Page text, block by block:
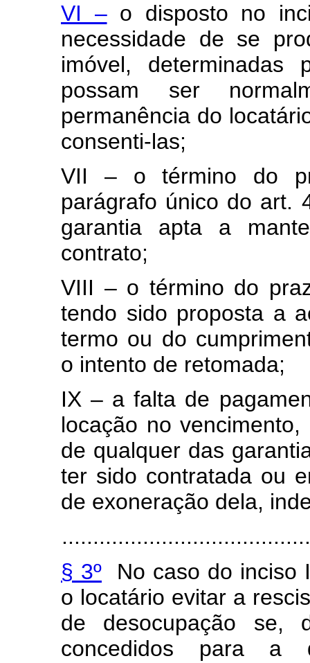
VI –o disposto no
necessidade de se
imóvel,
possam ser
permanência do
consenti-las;
VII – o término do
parágrafo único do art.
garantia apta a
contrato;
VIII – o término do
tendo sido proposta a
termo ou do
o intento de retomada;
IX – a falta de
locação no
de qualquer das
ter sido contratada ou
de exoneração dela,
§ 3º No caso do inciso
o locatário evitar a
de desocupação se,
concedidos para a